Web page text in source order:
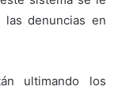
denuncias en
ultimando los